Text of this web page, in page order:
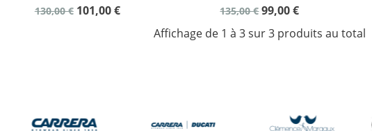
130,00 € 101,00 € 135,00 € 99,00 €
Affichage de 1 à 3 sur 3 produits au total